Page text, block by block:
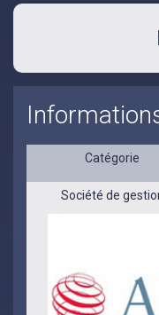
Catégorie
Société de